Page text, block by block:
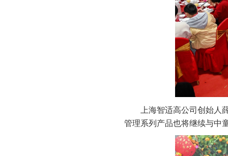
上海智适高公司创始
管理系列产品也将继续与中